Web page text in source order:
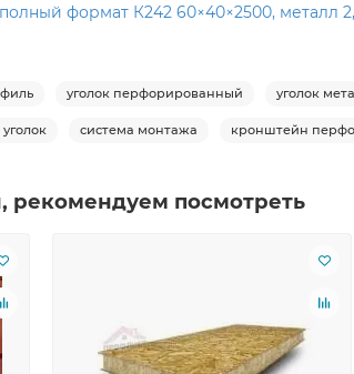
формат К242 60×40×2500, металл
уголок перфорированный уголок
система монтажа кронштейн
рекомендуем посмотреть